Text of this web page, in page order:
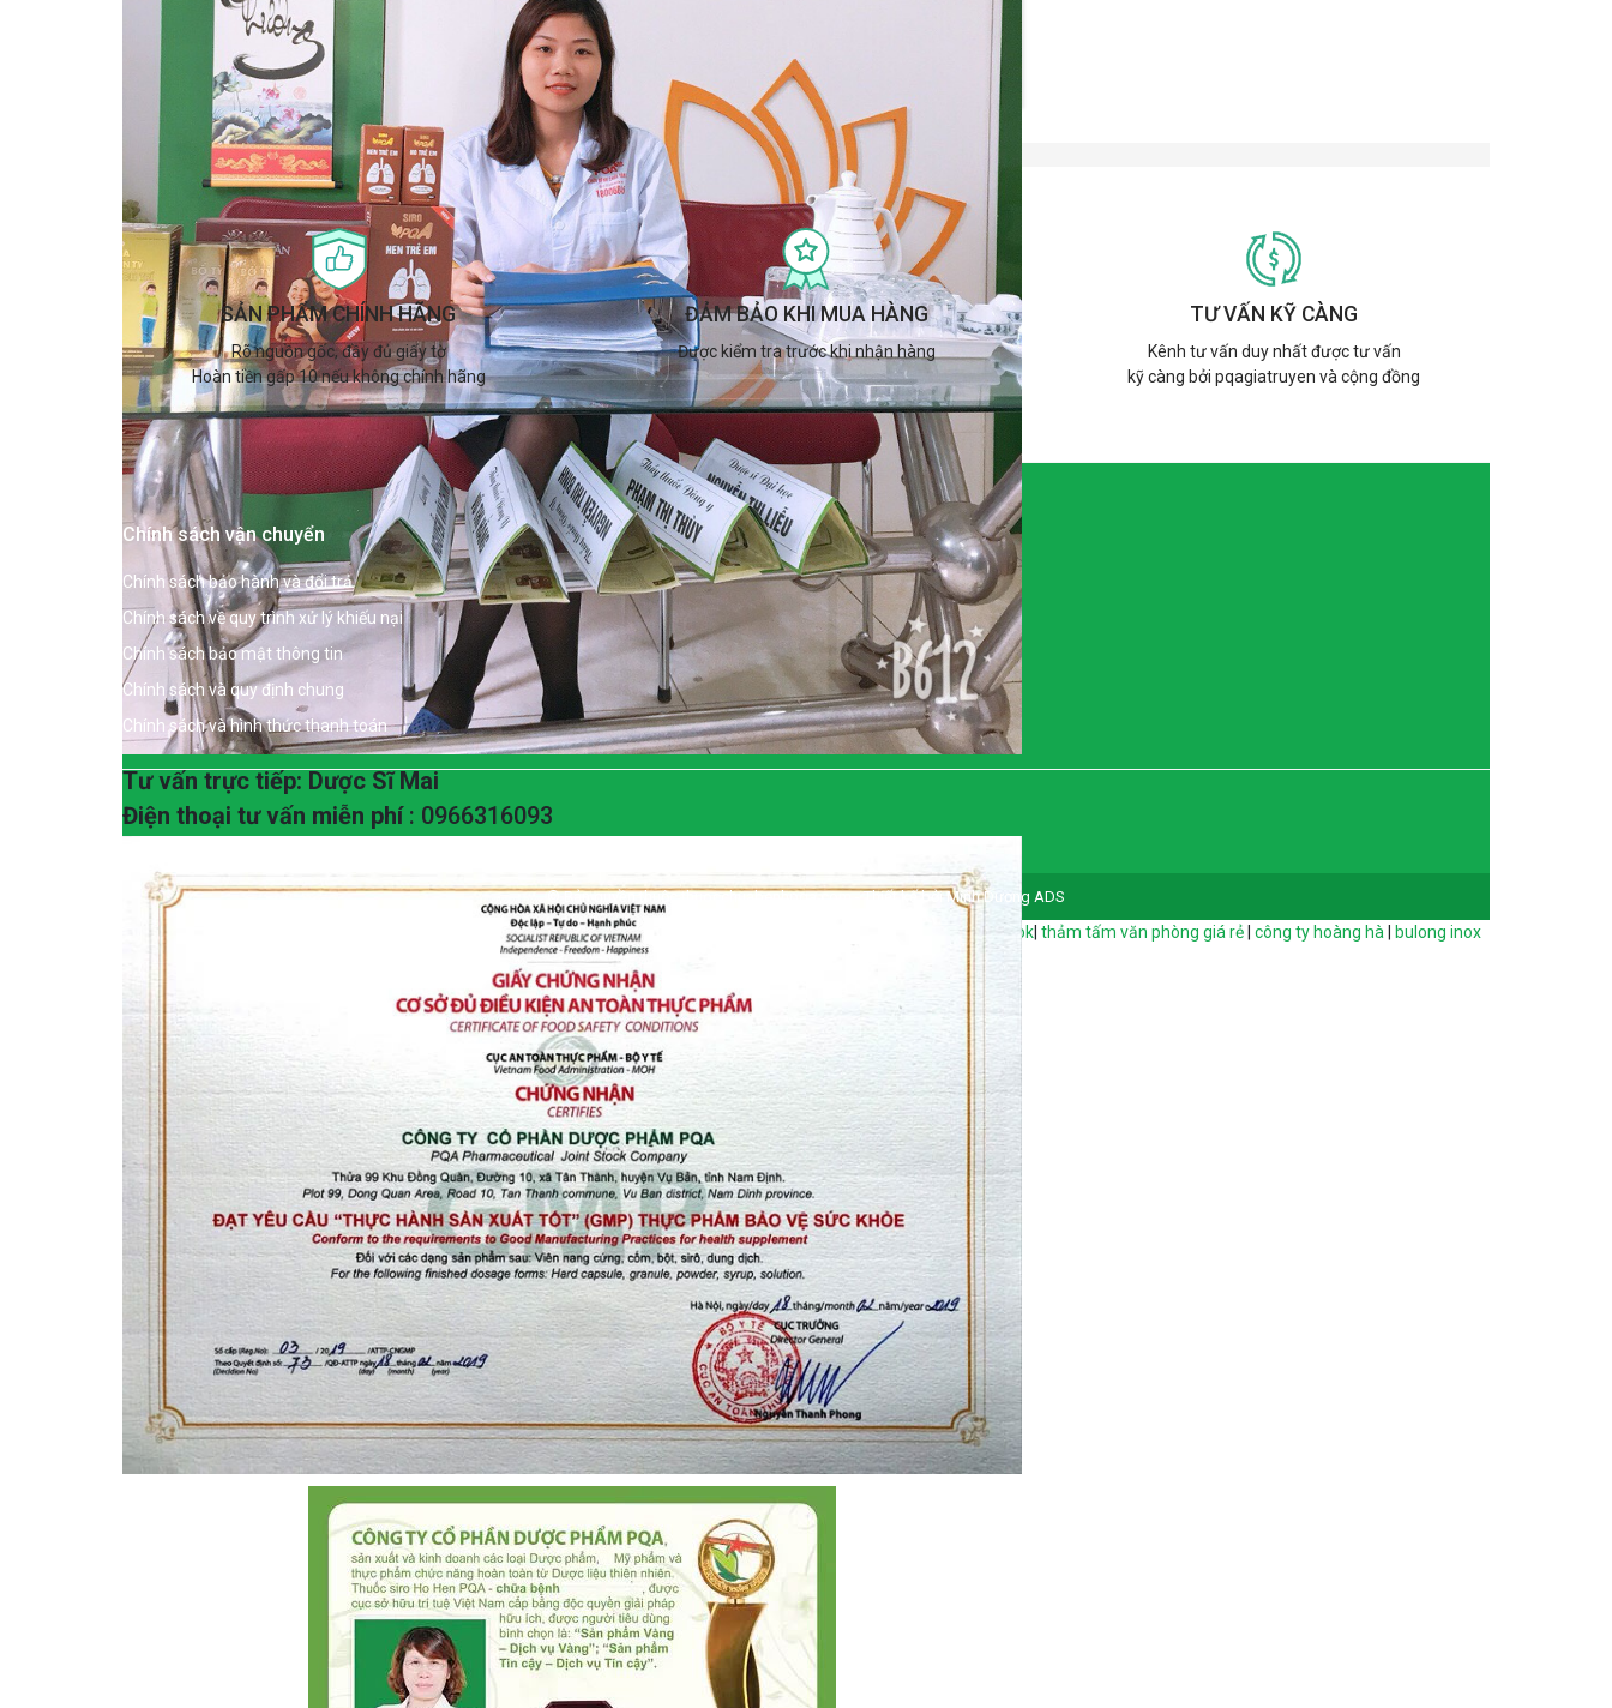
Tư vấn trực tiếp: Dược Sĩ Mai
Điện thoại tư vấn miễn phí: 0966316093
Be the first to review “PQA An thần bổ tâm”
You must belogged into post a review.
SẢN PHẨM CHÍNH HÃNG
Rõ nguồn gốc, đầy đủ giấy tờ
Hoàn tiền gấp 10 nếu không chính hãng
ĐẢM BẢO KHI MUA HÀNG
Được kiểm tra trước khi nhận hàng
TƯ VẤN KỸ CÀNG
Kênh tư vấn duy nhất được tư vấn
kỹ càng bởi pqagiatruyen và cộng đồng
Chính sách vận chuyển
Chính sách bảo hành và đổi trả
Chính sách về quy trình xử lý khiếu nại
Chính sách bảo mật thông tin
Chính sách và quy định chung
Chính sách và hình thức thanh toán
© Bản quyền thuộc thuocchuabenhpqa.com - Thiết kế bởi Minh Dương ADS
cửa thép chống cháy giá tốt khóa học quảng cáo facebook thảm tấm văn phòng giá rẻ công ty hoàng hà bulong inox